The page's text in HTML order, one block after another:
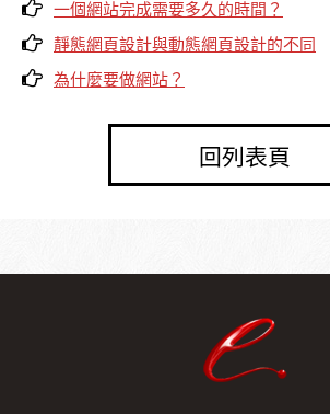
一個網站完成需要多久的時間？
靜態網頁設計與動態網頁設計的不同
為什麼要做網站？
回列表頁